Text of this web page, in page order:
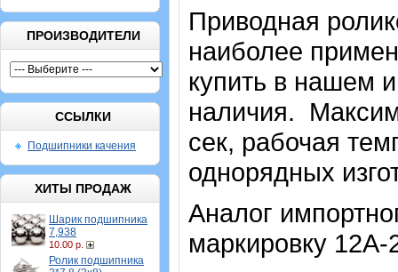
ПРОИЗВОДИТЕЛИ
ССЫЛКИ
Подшипники качения
ХИТЫ ПРОДАЖ
Шарик подшипника
7,938
10.00 р.
Ролик подшипника
Приводная
наиболее
купить в нашем
наличия.
сек, рабочая
однорядных
Аналог
маркировку 12A-